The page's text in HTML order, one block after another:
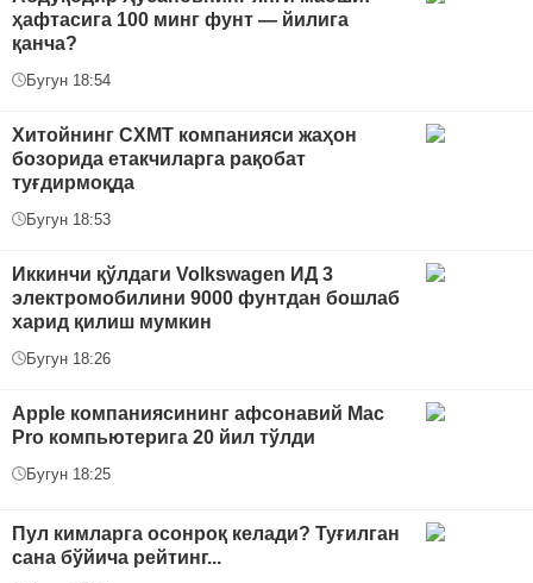
ҳафтасига 100 минг фунт — йилига
қанча?
Бугун 18:54
Хитойнинг CXMT компанияси жаҳон
бозорида етакчиларга рақобат
туғдирмоқда
Бугун 18:53
Иккинчи қўлдаги Volkswagen ИД 3
электромобилини 9000 фунтдан бошлаб
харид қилиш мумкин
Бугун 18:26
Apple компаниясининг афсонавий Mac
Pro компьютерига 20 йил тўлди
Бугун 18:25
Пул кимларга осонроқ келади? Туғилган
сана бўйича рейтинг...